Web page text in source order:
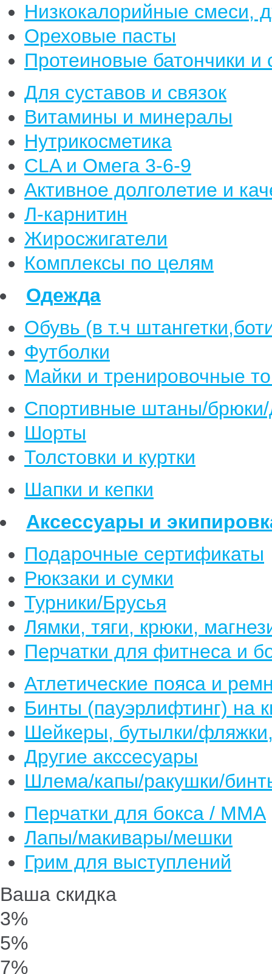
Низкокалорийные смеси,
Ореховые пасты
Протеиновые батончики и
Для суставов и связок
Витамины и минералы
Нутрикосметика
CLA и Омега 3-6-9
Активное долголетие и
Л-карнитин
Жиросжигатели
Комплексы по целям
Одежда
Обувь (в т.ч
Футболки
Майки и тренировочные
Спортивные штаны/
Шорты
Толстовки и куртки
Шапки и кепки
Аксессуары и
Подарочные сертификаты
Рюкзаки и сумки
Турники/Брусья
Лямки, тяги, крюки,
Перчатки для фитнеса и
Атлетические пояса и
Бинты (пауэрлифтинг) на
Шейкеры, бутылки/
Другие акссесуары
Шлема/капы/ракушки/
Перчатки для бокса / ММА
Лапы/макивары/мешки
Грим для выступлений
Ваша скидка
3%
5%
7%